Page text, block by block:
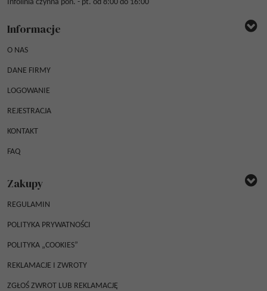
Infolinia czynna pon. - pt. od 8:00 do 16:00
Informacje
O NAS
DANE FIRMY
LOGOWANIE
REJESTRACJA
KONTAKT
FAQ
Zakupy
REGULAMIN
POLITYKA PRYWATNOŚCI
POLITYKA „COOKIES”
REKLAMACJE I ZWROTY
ZGŁOŚ ZWROT LUB REKLAMACJĘ